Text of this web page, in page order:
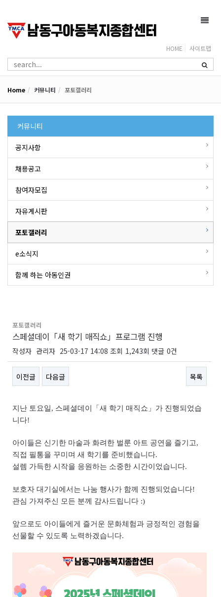
HOME 사이트맵
Home 커뮤니티 포토갤러리
커뮤니티
공지사항
채용공고
참여자모집
자유게시판
포토갤러리
e소식지
함께 하는 아동인권
포토갤러리
스페셜데이「새 학기 매직쇼」프로그램 진행
작성자 관리자 25-03-17 14:08 조회 1,243회 댓글 0건
이전글 다음글 목록
본문
지난 토요일, 스페셜데이 「 새 학기 매직쇼 」 가 진행되었습
니다!
아이들은 신기한 마술과 화려한 벌룬 아트 공연을 즐기고,
직접 필통을 꾸미며 새 학기를 준비했습니다.
설렘 가득한 시작을 응원하는 소중한 시간이었습니다.
보호자 대기실에서는 나눔 행사가 함께 진행되었습니다!
관심 가져주신 모든 분께 감사드립니다 :)
앞으로도 아이들에게 즐거운 문화체험과 긍정적인 경험을
선물할 수 있도록 노력하겠습니다.